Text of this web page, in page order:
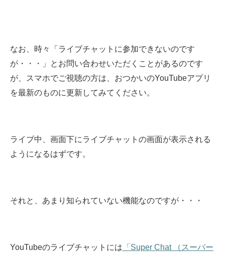
なお、時々「ライブチャットに参加できないのです
が・・・」とお問い合わせいただくことがあるのです
が、スマホでご視聴の方は、おつかいのYouTubeアプリ
を最新のものに更新してみてください。
ライブ中、画面下にライブチャットの画面が表示される
ようになるはずです。
それと、あまり知られていない機能なのですが・・・
YouTubeのライブチャットには 「Super Chat （スーパー